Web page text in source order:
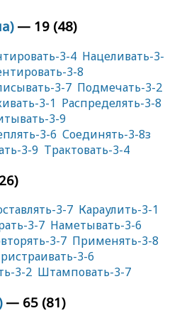
— 19 (48)
3-4 Нацеливать-3-
3-8
3-7 Подмечать-3-2
3-1 Распределять-3-8
3-9
3-6 Соединять-3-8з
3-9 Трактовать-3-4
3-7 Караулить-3-1
3-7 Наметывать-3-6
3-7 Применять-3-8
3-6
3-2 Штамповать-3-7
— 65 (81)